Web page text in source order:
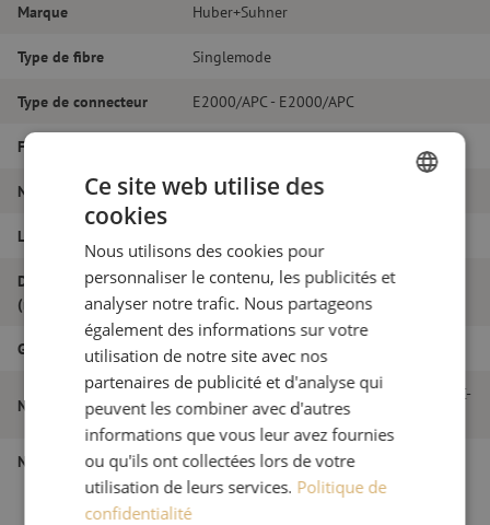
Marque Huber+Suhner
Type de fibre Singlemode
Type de connecteur E2000/APC - E2000/APC
Fibretype
Nombre de fibres Duplex
Longueur
Diamètre extérieur
(mm)
Grade B
Nom de l'article
Jarretière optique duplex SM, E2000/APC-
E2000/APC, 2.0mm, 9m
Numéro d'article M20000305
Ce site web utilise des
cookies
Nous utilisons des cookies pour
personnaliser le contenu, les publicités et
analyser notre trafic. Nous partageons
également des informations sur votre
utilisation de notre site avec nos
partenaires de publicité et d'analyse qui
peuvent les combiner avec d'autres
informations que vous leur avez fournies
ou qu'ils ont collectées lors de votre
utilisation de leurs services. Politique de
confidentialité